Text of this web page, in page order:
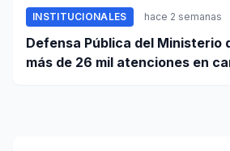
INSTITUCIONALES hace 2 semanas
Defensa Pública del Ministerio
más de 26 mil atenciones en